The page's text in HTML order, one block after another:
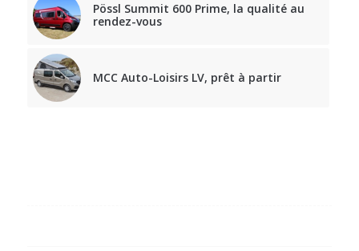
Pössl Summit 600 Prime, la qualité au
rendez-vous
MCC Auto-Loisirs LV, prêt à partir